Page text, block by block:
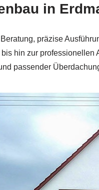
in
präzise
hin zur professionellen
passender